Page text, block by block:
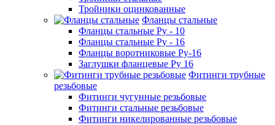
Тройники оцинкованные
Фланцы стальные
Фланцы стальные Ру - 10
Фланцы стальные Ру - 16
Фланцы воротниковые Ру-16
Заглушки фланцевые Ру 16
Фитинги трубные
резьбовые
Фитинги чугунные резьбовые
Фитинги стальные резьбовые
Фитинги никелированные резьбовые